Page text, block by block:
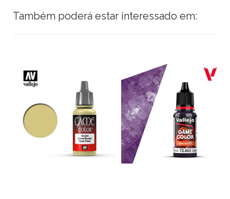
Também poderá estar interessado em: